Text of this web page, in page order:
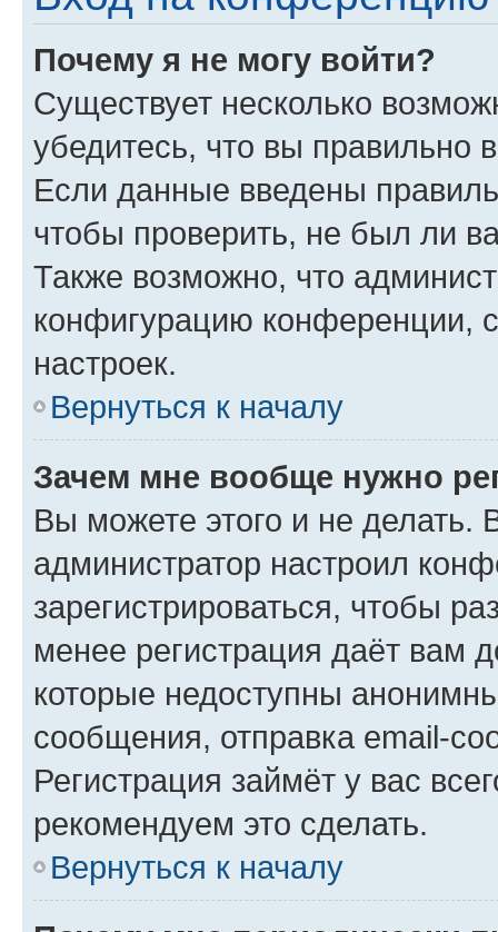
Почему я не могу войти?
Существует несколько
убедитесь, что вы правильно
Если данные введены
чтобы проверить, не был ли
Также возможно, что
конфигурацию конференции,
настроек.
Вернуться к началу
Зачем мне вообще нужно
Вы можете этого и не делать.
администратор настроил
зарегистрироваться, чтобы
менее регистрация даёт вам
которые недоступны
сообщения, отправка email-
Регистрация займёт у вас
рекомендуем это сделать.
Вернуться к началу